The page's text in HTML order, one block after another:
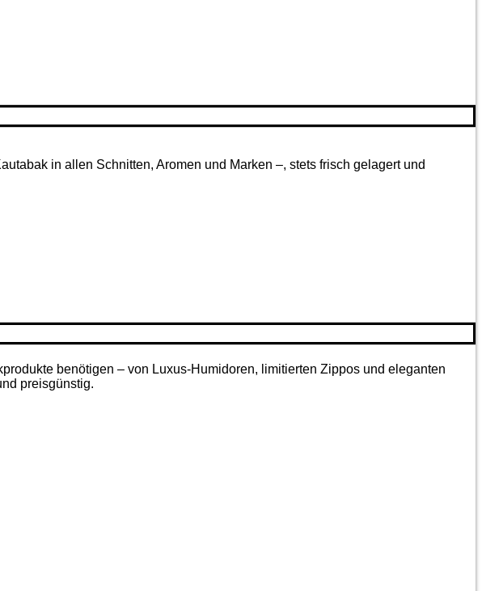
in allen Schnitten, Aromen und Marken –, stets frisch gelagert und
benötigen – von Luxus-Humidoren, limitierten Zippos und eleganten
preisgünstig.